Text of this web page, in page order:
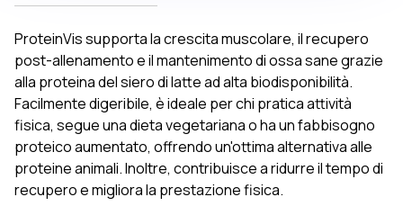
ProteinVis supporta la crescita muscolare, il recupero
post-allenamento e il mantenimento di ossa sane grazie
alla proteina del siero di latte ad alta biodisponibilità.
Facilmente digeribile, è ideale per chi pratica attività
fisica, segue una dieta vegetariana o ha un fabbisogno
proteico aumentato, offrendo un'ottima alternativa alle
proteine animali. Inoltre, contribuisce a ridurre il tempo di
recupero e migliora la prestazione fisica.